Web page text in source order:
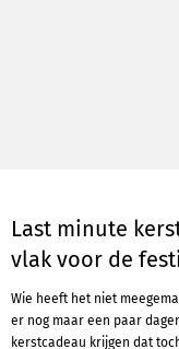
Last minute
vlak voor de
Wie heeft het niet
er nog maar een paar
kerstcadeau krijgen dat